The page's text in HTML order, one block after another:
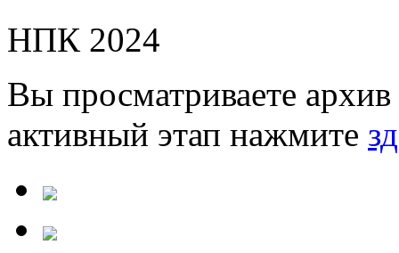
НПК 2024
Вы просматриваете
активный этап нажмите